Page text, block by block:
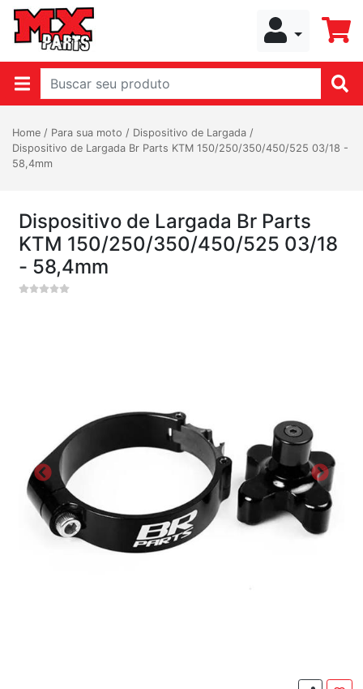
Home / Para sua moto / Dispositivo de Largada /
Dispositivo de Largada Br Parts KTM 150/250/350/450/525 03/18 -
58,4mm
Dispositivo de Largada Br Parts
KTM 150/250/350/450/525 03/18
- 58,4mm